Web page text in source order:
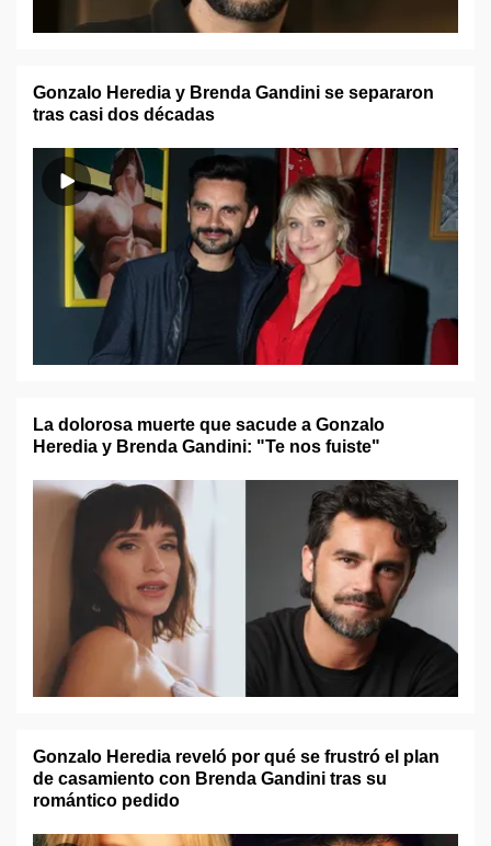
Gonzalo Heredia y Brenda Gandini se separaron
tras casi dos décadas
La dolorosa muerte que sacude a Gonzalo
Heredia y Brenda Gandini: "Te nos fuiste"
Gonzalo Heredia reveló por qué se frustró el plan
de casamiento con Brenda Gandini tras su
romántico pedido